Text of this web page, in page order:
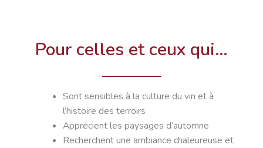
Pour celles et ceux qui…
Sont sensibles à la culture du vin et à
l’histoire des terroirs
Apprécient les paysages d’automne
Recherchent une ambiance chaleureuse et